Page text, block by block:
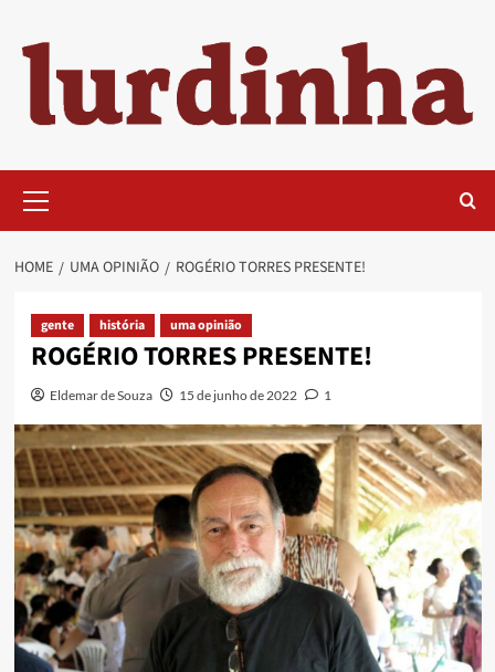
content
Menu
HOME UMA OPINIÃO ROGÉRIO TORRES PRESENTE!
gente história uma opinião
ROGÉRIO TORRES PRESENTE!
Eldemar de Souza 15 de junho de 2022 1